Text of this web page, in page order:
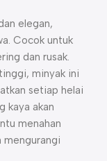
elegan,
Cocok untuk
dan rusak.
minyak ini
setiap helai
kaya akan
menahan
mengurangi